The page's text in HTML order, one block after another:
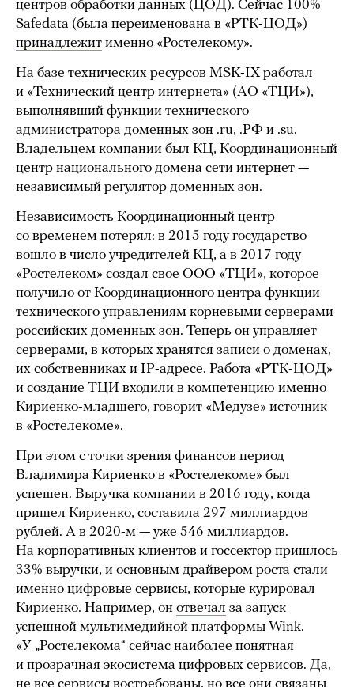
центров обработки данных (ЦОД). Сейчас 100%
Safedata (была переименована в «РТК-ЦОД»)
принадлежит именно «Ростелекому».
На базе технических ресурсов MSK-IX работал
и «Технический центр интернета» (АО «ТЦИ»),
выполнявший функции технического
администратора доменных зон .ru, .РФ и .su.
Владельцем компании был КЦ, Координационный
центр национального домена сети интернет —
независимый регулятор доменных зон.
Независимость Координационный центр
со временем потерял: в 2015 году государство
вошло в число учредителей КЦ, а в 2017 году
«Ростелеком» создал свое ООО «ТЦИ», которое
получило от Координационного центра функции
технического управлениям корневыми серверами
российских доменных зон. Теперь он управляет
серверами, в которых хранятся записи о доменах,
их собственниках и IP-адресе. Работа «РТК-ЦОД»
и создание ТЦИ входили в компетенцию именно
Кириенко-младшего, говорит «Медузе» источник
в «Ростелекоме».
При этом с точки зрения финансов период
Владимира Кириенко в «Ростелекоме» был
успешен. Выручка компании в 2016 году, когда
пришел Кириенко, составила 297 миллиардов
рублей. А в 2020-м — уже 546 миллиардов.
На корпоративных клиентов и госсектор пришлось
33% выручки, и основным драйвером роста стали
именно цифровые сервисы, которые курировал
Кириенко. Например, он отвечал за запуск
успешной мультимедийной платформы Wink.
«У „Ростелекома“ сейчас наиболее понятная
и прозрачная экосистема цифровых сервисов. Да,